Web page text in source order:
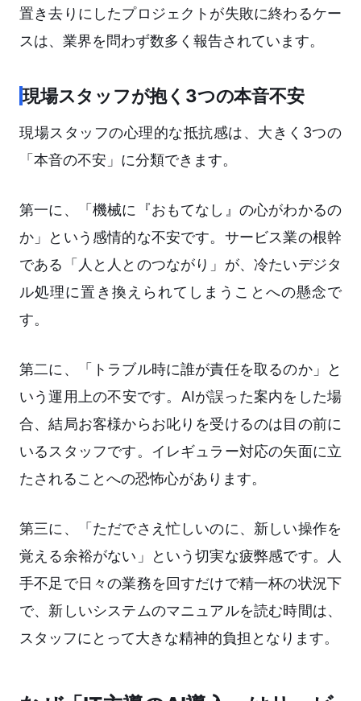
置き去りにしたプロジェクトが失敗に終わるケー
スは、業界を問わず数多く報告されています。
現場スタッフが抱く3つの本音不安
現場スタッフの心理的な抵抗感は、大きく3つの
「本音の不安」に分類できます。
第一に、「機械に『おもてなし』の心がわかるの
か」という感情的な不安です。サービス業の根幹
である「人と人とのつながり」が、冷たいデジタ
ル処理に置き換えられてしまうことへの懸念で
す。
第二に、「トラブル時に誰が責任を取るのか」と
いう運用上の不安です。AIが誤った案内をした場
合、結局お客様からお叱りを受けるのは目の前に
いるスタッフです。イレギュラー対応の矢面に立
たされることへの恐怖心があります。
第三に、「ただでさえ忙しいのに、新しい操作を
覚える余裕がない」という切実な疲弊感です。人
手不足で日々の業務を回すだけで精一杯の状況下
で、新しいシステムのマニュアルを読む時間は、
スタッフにとって大きな精神的負担となります。